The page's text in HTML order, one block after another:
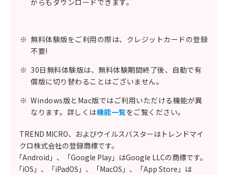
からもダウンロードできます。
※ 無料体験版をご利用の際は、クレジットカードの登録
不要!
※ 30日無料体験版は、無料体験期間終了後、自動で有
償版に切り替わることはございません。
※ Windows版とMac版ではご利用いただける機能が異
なります。詳しくは機能一覧をご覧ください。
TREND MICRO、およびウイルスバスターはトレンドマイ
クロ株式会社の登録商標です。
「Android」、「Google Play」はGoogle LLCの商標です。
「iOS」、「iPadOS」、「MacOS」、「App Store」は